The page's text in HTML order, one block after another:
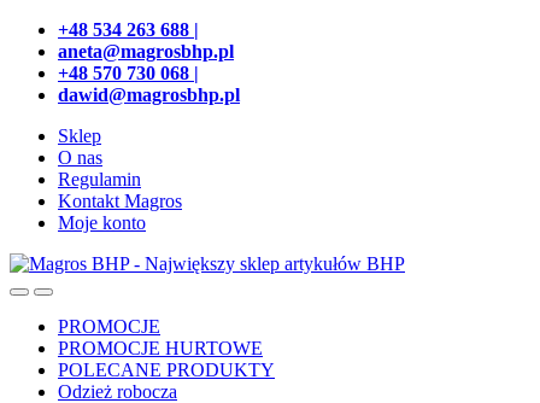
Przejdź
nawigacji
Przeskocz
treści
+48 534 263 688 |
aneta@magrosbhp.pl
+48 570 730 068 |
dawid@magrosbhp.pl
Sklep
O nas
Regulamin
Kontakt Magros
Moje konto
PROMOCJE
PROMOCJE HURTOWE
POLECANE PRODUKTY
Odzież robocza